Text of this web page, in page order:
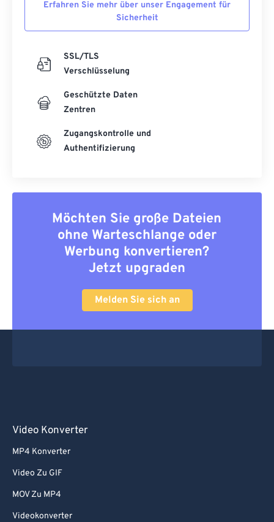
Erfahren Sie mehr über unser Engagement für
Sicherheit
SSL/TLS
Verschlüsselung
Geschützte Daten
Zentren
Zugangskontrolle und
Authentifizierung
Möchten Sie große Dateien
ohne Warteschlange oder
Werbung konvertieren?
Jetzt upgraden
Melden Sie sich an
Video Konverter
MP4 Konverter
Video Zu GIF
MOV Zu MP4
Videokonverter